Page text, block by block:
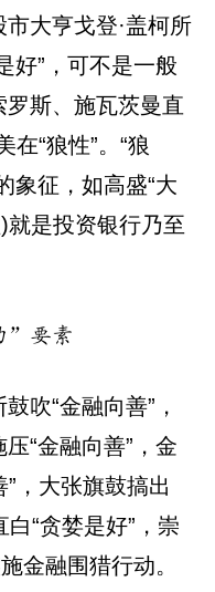
大亨戈登·盖柯所
好”，可不是一般
斯、施瓦茨曼直
在“狼性”。“狼
象征，如高盛“大
就是投资银行乃至
”要素
吹“金融向善”，
“金融向善”，金
，大张旗鼓搞出
“贪婪是好”，崇
金融围猎行动。